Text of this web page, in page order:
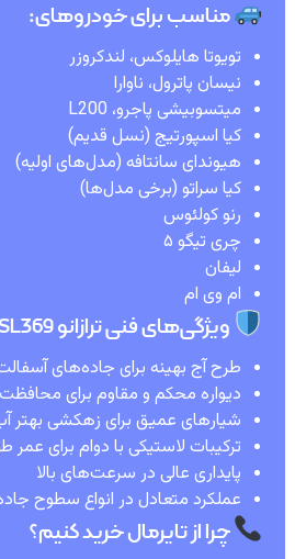
مناسب برای خودروهای:
تویوتا هایلوکس، لندکروزر
نیسان پاترول، ناوارا
میتسوبیشی پاجرو، L200
کیا اسپورتیج (نسل قدیم)
هیوندای سانتافه (مدل‌های اولیه)
کیا سراتو (برخی مدل‌ها)
رنو کولئوس
چری تیگو ۵
لیفان
ام وی ام
ویژگی‌های فنی ترازانو SL369:
طرح آج بهینه برای جاده‌های
دیواره محکم و مقاوم برای محافظت
شیارهای عمیق برای زهکشی بهتر
ترکیبات لاستیکی با دوام برای عمر
پایداری عالی در سرعت‌های بالا
عملکرد متعادل در انواع سطوح
چرا از تایرمال خرید کنیم؟